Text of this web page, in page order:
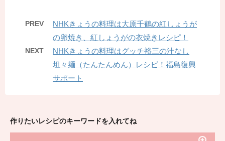
PREV
NHKきょうの料理は大原千鶴の紅しょうが
の卵焼き、紅しょうがの衣焼きレシピ！
NEXT
NHKきょうの料理はグッチ裕三の汁なし
坦々麺（たんたんめん）レシピ！福島復興
サポート
作りたいレシピのキーワードを入れてね